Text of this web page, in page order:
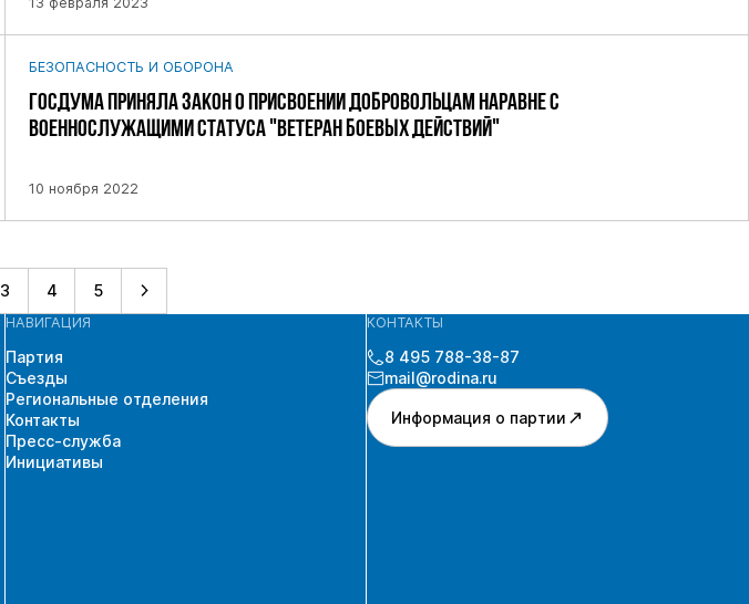
БЕЗОПАСНОСТЬ И ОБОРОНА
ГОСДУМА ПРИНЯЛА ЗАКОН О ПРИСВОЕНИИ ДОБРОВОЛЬЦАМ НАРАВНЕ С
ВОЕННОСЛУЖАЩИМИ СТАТУСА "ВЕТЕРАН БОЕВЫХ ДЕЙСТВИЙ"
10 ноября 2022
3 4 5
НАВИГАЦИЯ
Партия
Съезды
Региональные отделения
Контакты
Пресс-служба
Инициативы
КОНТАКТЫ
8 495 788-38-87
mail@rodina.ru
Информация о партии